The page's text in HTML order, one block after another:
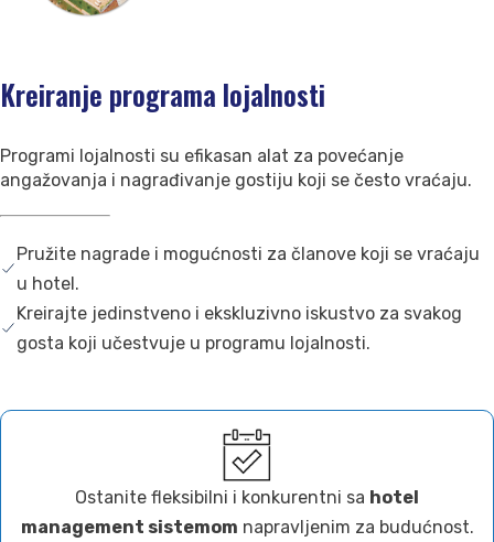
Kreiranje programa lojalnosti
Programi lojalnosti su efikasan alat za povećanje
angažovanja i nagrađivanje gostiju koji se često vraćaju.
Pružite nagrade i mogućnosti za članove koji se vraćaju
u hotel.
Kreirajte jedinstveno i ekskluzivno iskustvo za svakog
gosta koji učestvuje u programu lojalnosti.
Ostanite fleksibilni i konkurentni sa hotel
management sistemom napravljenim za budućnost.